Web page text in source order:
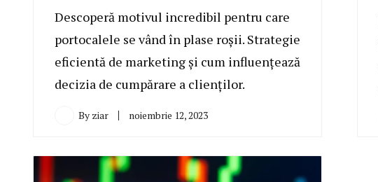
Descoperă motivul incredibil pentru care
portocalele se vând în plase roșii. Strategie
eficientă de marketing și cum influențează
decizia de cumpărare a clienților.
By ziar noiembrie 12, 2023